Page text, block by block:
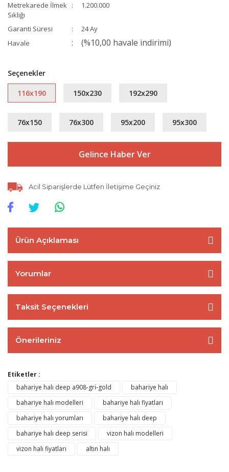
Metrekarede İlmek
Sıklığı
1.200.000
Garanti Süresi
24 Ay
Havale
(%10,00 havale indirimi)
Seçenekler
116x190 150x230 192x290
76x150 76x300 95x200 95x300
Gelince Haber Ver
Acil Siparişlerde Lütfen İletişime Geçiniz
Ürün Açıklaması
Yorumlar
Taksit Seçenekleri
Önerileriniz
Etiketler :
bahariye halı deep a908-grı̇-gold
bahariye halı
bahariye halı modelleri
bahariye halı fiyatları
bahariye halı yorumları
bahariye halı deep
bahariye halı deep serisi
vizon halı modelleri
vizon halı fiyatları
altın halı